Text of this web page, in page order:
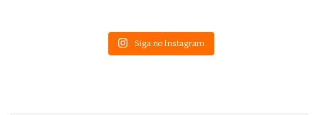
Siga no Instagram